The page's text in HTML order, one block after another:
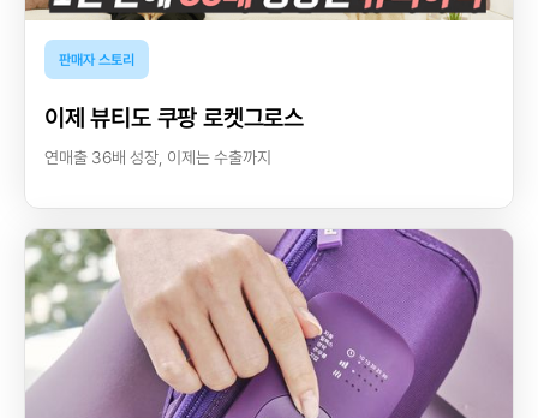
판매자 스토리
이제 뷰티도 쿠팡 로켓그로스
연매출 36배 성장, 이제는 수출까지